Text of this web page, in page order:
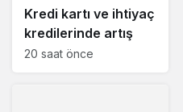
Kredi kartı ve ihtiyaç
kredilerinde artış
20 saat önce